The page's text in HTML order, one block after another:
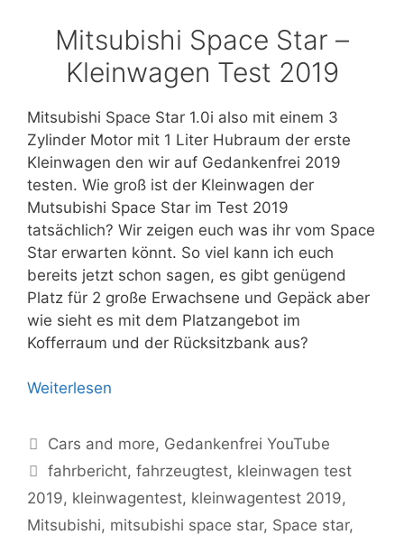
Mitsubishi Space Star –
Kleinwagen Test 2019
Mitsubishi Space Star 1.0i also mit einem 3
Zylinder Motor mit 1 Liter Hubraum der erste
Kleinwagen den wir auf Gedankenfrei 2019
testen. Wie groß ist der Kleinwagen der
Mutsubishi Space Star im Test 2019
tatsächlich? Wir zeigen euch was ihr vom Space
Star erwarten könnt. So viel kann ich euch
bereits jetzt schon sagen, es gibt genügend
Platz für 2 große Erwachsene und Gepäck aber
wie sieht es mit dem Platzangebot im
Kofferraum und der Rücksitzbank aus?
Weiterlesen
Kategorien
Cars and more, Gedankenfrei YouTube
Schlagwörter
fahrbericht,fahrzeugtest, kleinwagen test
2019, kleinwagentest, kleinwagentest 2019,
Mitsubishi, mitsubishi space star, Space star,